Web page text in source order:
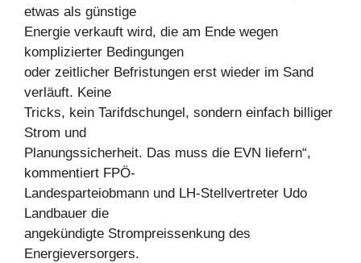
etwas als günstige
Energie verkauft wird, die am Ende wegen
komplizierter Bedingungen
oder zeitlicher Befristungen erst wieder im Sand
verläuft. Keine
Tricks, kein Tarifdschungel, sondern einfach billiger
Strom und
Planungssicherheit. Das muss die EVN liefern“,
kommentiert FPÖ-
Landesparteiobmann und LH-Stellvertreter Udo
Landbauer die
angekündigte Strompreissenkung des
Energieversorgers.